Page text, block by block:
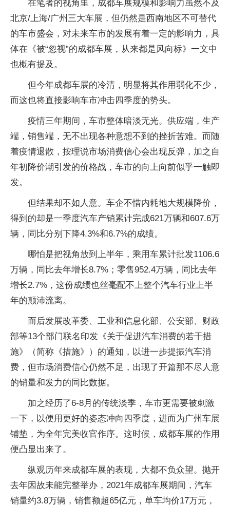
在笔者的视角里，成都车展规模和影响力虽然不及
北京/上海/广州三大车展，但仍然是西南地区不可替代
的车市盛会，对未来车市的发展有着一定的影响力，具
体在《被“忽视”的成都车展，从来都是风向标》一文中
也概有提及。
但今年成都车展的冷清，明显将其作用弱化不少，
而这也将直接影响车市冲击四季度的势头。
疫情三年期间，车市整体暗淡无光。供应端，生产
端，销售端，无不出现各种意想不到的挫折苦难。而随
着疫情退散，按理说市场消费信心会出现反弹，加之自
年初降价潮引发的价格战，车市的向上向前似乎一触即
发。
但结果却不如人意。车企不惜内耗地大规模降价，
得到的却是一季度汽车产销累计完成621万辆和607.6万
辆，同比分别下降4.3%和6.7%的成绩。
哪怕是把视角放到上半年，乘用车累计批发1106.6
万辆，同比去年增长8.7%；零售952.4万辆，同比去年
增长2.7%，这份成绩也丝毫配不上整个汽车行业上半
年的颠沛流离。
而后发展改革委、工业和信息化部、公安部、财政
部等13个部门联名印发《关于促进汽车消费的若干措
施》（简称《措施》）的通知，以进一步提振汽车消
费，但市场消费信心仍然不足，出现了开篇那不尽人意
的销量和发力的同比数据。
加之经历了6-8月的传统淡季，车市更需要被刺激
一下，以便用更好的姿态冲向四季度，进而为广州车展
铺垫，为全年完美收官作序。这时候，成都车展的作用
便凸显出来了。
纵观历年来成都车展的表现，大都不负众望。抛开
去年因故未能完整举办，2021年成都车展期间，汽车
销量约3.8万辆，销售额超65亿元，单车均价17万元，